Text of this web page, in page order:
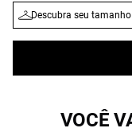
Descubra seu tamanho
VOCÊ